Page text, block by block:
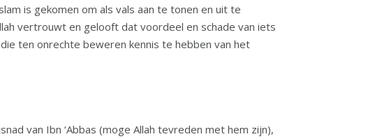
is gekomen om als vals aan te tonen en uit te
vertrouwt en gelooft dat voordeel en schade van iets
ten onrechte beweren kennis te hebben van het
van Ibn ‘Abbas (moge Allah tevreden met hem zijn),